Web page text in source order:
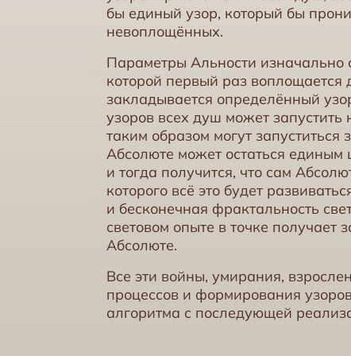
бы единый узор, который бы
невоплощённых.
Параметры Альности изначально
которой первый раз
закладывается определённый
узоров всех душ может
таким образом могут
Абсолюте может остаться единым
и тогда получится, что сам
которого всё это будет
и бесконечная фрактальность
световом опыте в точке получает
Абсолюте.
Все эти войны, умирания,
процессов и формирования
алгоритма с последующей